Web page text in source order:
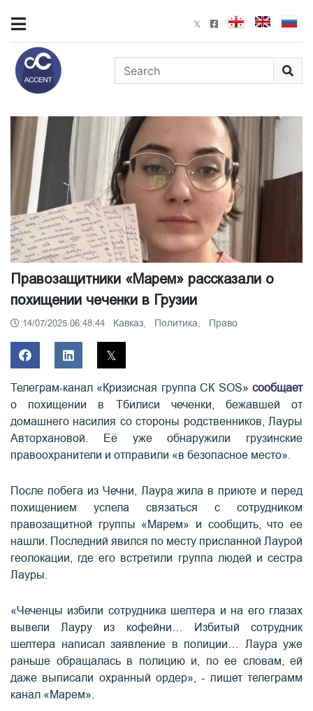
Правозащитники «Марем» рассказали о
похищении чеченки в Грузии
14/07/2025 06:48:44 Кавказ, Политика, Право
Телеграм-канал «Кризисная группа СК SOS» сообщает
о похищении в Тбилиси чеченки, бежавшей от
домашнего насилия со стороны родственников, Лауры
Авторхановой. Её уже обнаружили грузинские
правоохранители и отправили «в безопасное место».
После побега из Чечни, Лаура жила в приюте и перед
похищением успела связаться с сотрудником
правозащитной группы «Марем» и сообщить, что ее
нашли. Последний явился по месту присланной Лаурой
геолокации, где его встретили группа людей и сестра
Лауры.
«Чеченцы избили сотрудника шелтера и на его глазах
вывели Лауру из кофейни… Избитый сотрудник
шелтера написал заявление в полиции… Лаура уже
раньше обращалась в полицию и, по ее словам, ей
даже выписали охранный ордер», - пишет телеграмм
канал «Марем».